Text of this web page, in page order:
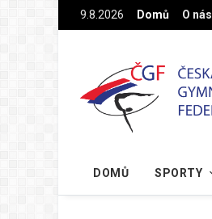
Na hlavní obsah9.8.2026 Domů O nás
DOMŮ SPORTY